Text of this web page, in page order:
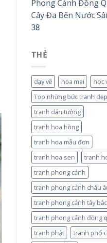
Phong Cảnh Đồng
Cây Đa Bến Nước
38
THẺ
dạy vẽ hoa mai
học
Top những bức tranh
tranh dán tường
tranh hoa hồng
tranh hoa mẫu đơn
tranh hoa sen
tranh
tranh phong cảnh
tranh phong cảnh châu
tranh phong cảnh tây bắc
tranh phong cảnh đồng
tranh phật
tranh phố